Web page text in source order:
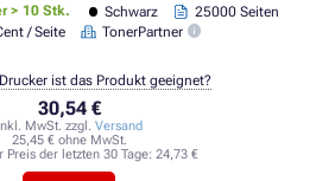
> 10 Stk. Schwarz
25000 Seiten
/ Seite
TonerPartner
30,54 €
MwSt. zzgl. Versand
25,45 € ohne MwSt.
Preis der letzten 30 Tage: 24,73 €
ist das Produkt geeignet?